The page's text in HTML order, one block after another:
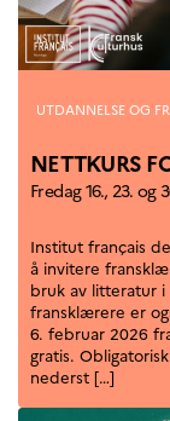
Kategorier
UTDANNELSE OG
NETTKURS
Fredag 16., 23. og
Institut français
å invitere
bruk av litteratur i
fransklærere er
6. februar 2026
gratis.
nederst […]